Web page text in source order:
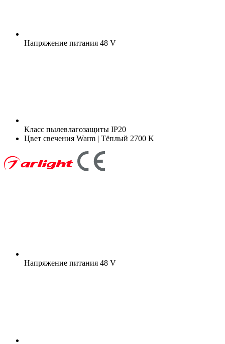
Напряжение питания 48 V
Класс пылевлагозащиты IP20
Цвет свечения Warm | Тёплый 2700 K
Напряжение питания 48 V